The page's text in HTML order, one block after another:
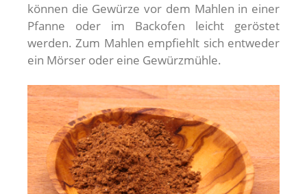
können die Gewürze vor dem Mahlen in einer
Pfanne oder im Backofen leicht geröstet
werden. Zum Mahlen empfiehlt sich entweder
ein Mörser oder eine Gewürzmühle.